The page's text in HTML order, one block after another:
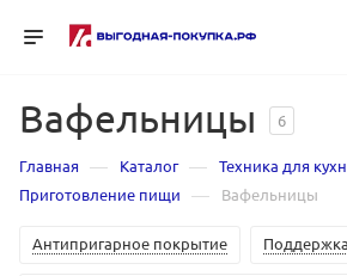
Вафельницы 6
Главная — Каталог — Техника для
Приготовление пищи — Вафельницы
Антипригарное покрытие